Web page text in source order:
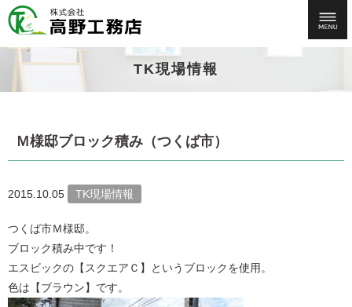
TK現場情報
Ｍ様邸ブロック積み（つくば市）
2015.10.05 TK現場情報
つくば市Ｍ様邸。
ブロック積み中です！
エスビックの【スクエアＣ】というブロックを使用。
色は【ブラウン】です。